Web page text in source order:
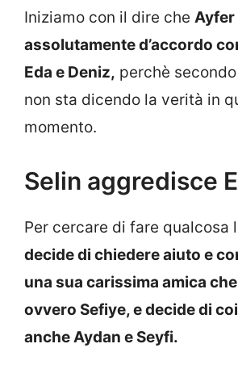
Iniziamo con il dire che Ayfer
assolutamente d’accordo
Eda e Deniz, perchè
non sta dicendo la verità in
momento.
Selin aggredisce
Per cercare di fare qualcosa
decide di chiedere aiuto e
una sua carissima amica
ovvero Sefiye, e decide di
anche Aydan e Seyfi.